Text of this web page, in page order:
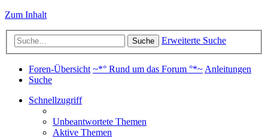
Zum Inhalt
Suche Erweiterte Suche
Foren-Übersicht ~*° Rund um das Forum °*~ Anleitungen
Suche
Schnellzugriff
Unbeantwortete Themen
Aktive Themen